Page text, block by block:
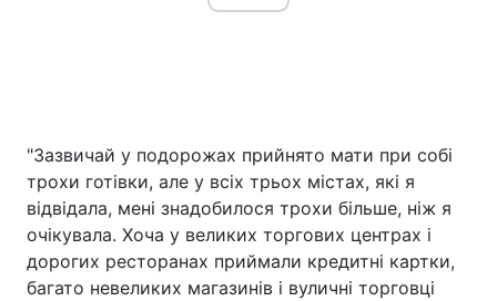
"Зазвичай у подорожах прийнято мати при собі
трохи готівки, але у всіх трьох містах, які я
відвідала, мені знадобилося трохи більше, ніж я
очікувала. Хоча у великих торгових центрах і
дорогих ресторанах приймали кредитні картки,
багато невеликих магазинів і вуличні торговці